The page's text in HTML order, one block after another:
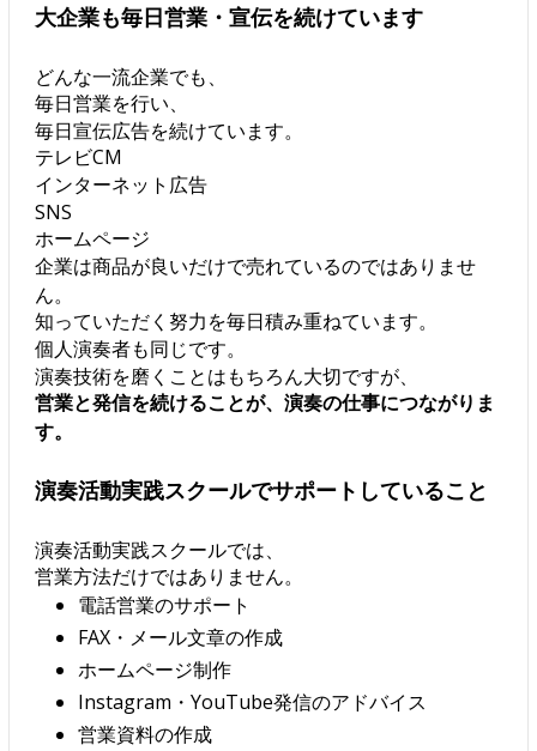
大企業も毎日営業・宣伝を続けています
どんな一流企業でも、
毎日営業を行い、
毎日宣伝広告を続けています。
テレビCM
インターネット広告
SNS
ホームページ
企業は商品が良いだけで売れているのではありませ
ん。
知っていただく努力を毎日積み重ねています。
個人演奏者も同じです。
演奏技術を磨くことはもちろん大切ですが、
営業と発信を続けることが、演奏の仕事につながりま
す。
演奏活動実践スクールでサポートしていること
演奏活動実践スクールでは、
営業方法だけではありません。
電話営業のサポート
FAX・メール文章の作成
ホームページ制作
Instagram・YouTube発信のアドバイス
営業資料の作成